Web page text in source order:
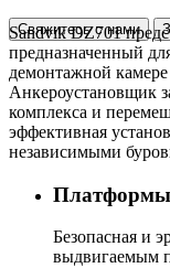
Свяжитесь с нами
Sandvik DZ701
предназначенный
демонтажной
Анкероустановщик
комплекса и
эффективная
независимыми
Платформы
Безопасная и
выдвигаемым